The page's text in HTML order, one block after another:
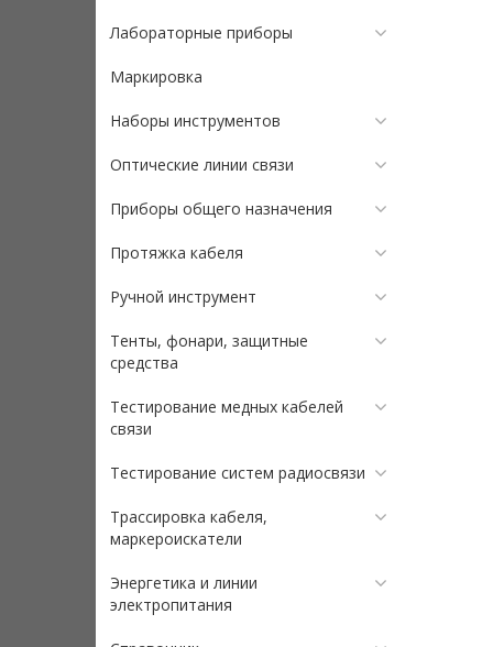
Лабораторные приборы
Маркировка
Наборы инструментов
Оптические линии связи
Приборы общего назначения
Протяжка кабеля
Ручной инструмент
Тенты, фонари, защитные
средства
Тестирование медных кабелей
связи
Тестирование систем радиосвязи
Трассировка кабеля,
маркероискатели
Энергетика и линии
электропитания